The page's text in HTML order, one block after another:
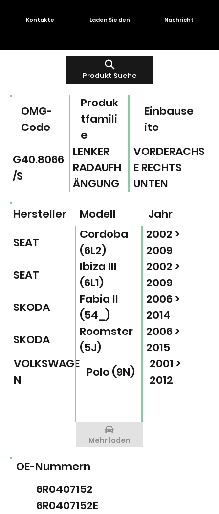
Produkt Suche
Kontakte Laden Sie den Nachricht
Einbause
ite
Produk
tfamili
e
OMG-
Code
VORDERACHS
E RECHTS
UNTEN
LENKER
RADAUFH
ÄNGUNG
G40.8066
/S
OE-Nummern
6R0407152
6R0407152E
Modell Jahr
Hersteller
SEAT
Cordoba
(6L2)
2002 >
2009
SEAT
Ibiza III
(6L1)
2002 >
2009
SKODA
Fabia II
(54_)
2006 >
2014
SKODA
Roomster
(5J)
2006 >
2015
VOLKSWAGE
N
Polo (9N)
2001 >
2012
Mehr laden